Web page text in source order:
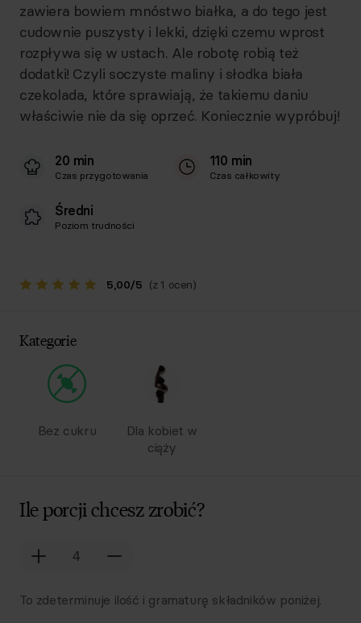
zawiera bowiem mnóstwo białka, a do tego jest
cudownie puszysty i lekki, dzięki czemu wprost
rozpływa się w ustach. Ale robotę robią też
dodatki! Czyli soczyste maliny i słodka biała
czekolada, które sprawiają, że takiemu daniu
właściwie nie da się oprzeć. Koniecznie wypróbuj!
20 min
Czas przygotowania
110 min
Czas całkowity
Średni
Poziom trudności
5,00/5 (z 1 ocen)
Kategorie
Bez cukru
Dla kobiet w
ciąży
Ile porcji chcesz zrobić?
To zdeterminuje ilość i gramaturę składników poniżej.